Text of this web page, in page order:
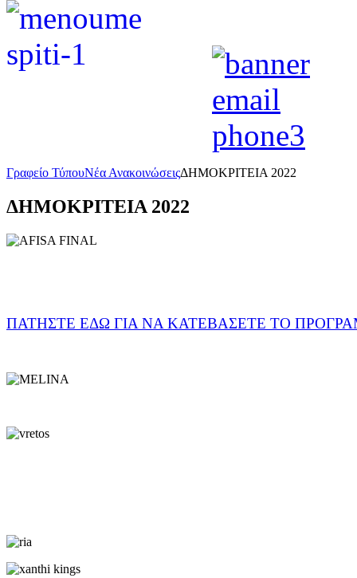
Γραφείο ΤύπουΝέα ΑνακοινώσειςΔΗΜΟΚΡΙΤΕΙΑ 2022
ΔΗΜΟΚΡΙΤΕΙΑ 2022
ΠΑΤΗΣΤΕ ΕΔΩ ΓΙΑ ΝΑ ΚΑΤΕΒΑΣΕΤΕ ΤΟ